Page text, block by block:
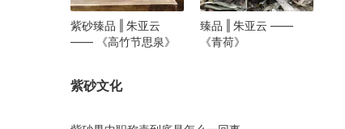
紫砂臻品 ‖ 朱亚云
—— 《高竹节思泉》
臻品 ‖ 朱亚云 ——
《青荷》
紫砂文化